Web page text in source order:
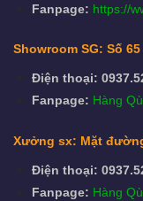
Fanpage: https://
Showroom SG: Số
Điện thoại:
Fanpage: Hàng
Xưởng sx: Mặt
Điện thoại:
Fanpage: Hàng